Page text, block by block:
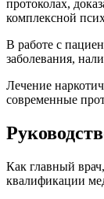
протоколах,
комплексной
В работе с
заболевания,
Лечение
современные
Как главный
квалификации